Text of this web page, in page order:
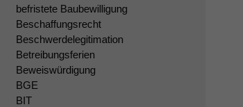
befristete Baubewilligung
Beschaffungsrecht
Beschwerdelegitimation
Betreibungsferien
Beweiswürdigung
BGE
BIT